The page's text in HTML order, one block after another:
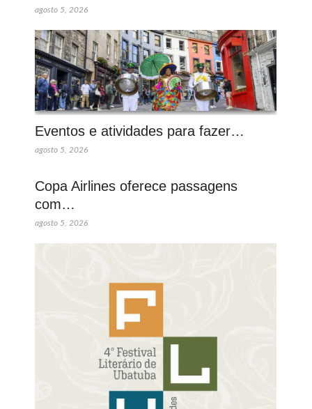
agosto 5, 2026
Eventos e atividades para fazer…
agosto 5, 2026
Copa Airlines oferece passagens
com…
agosto 5, 2026